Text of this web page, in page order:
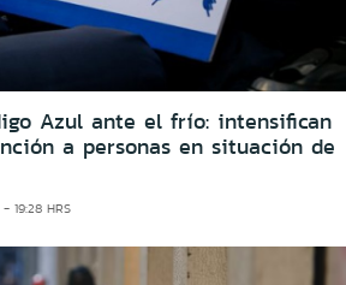
Azul ante el frío: intensifican
a personas en situación de
19:28 HRS